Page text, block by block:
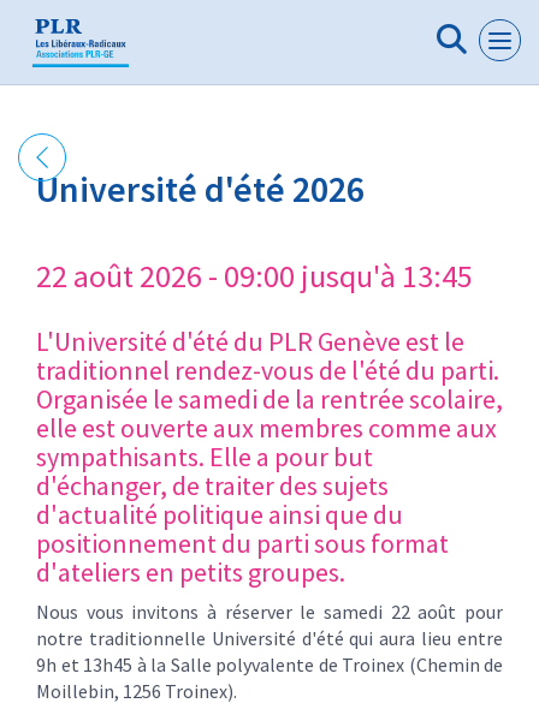
Université d'été 2026
22 août 2026 - 09:00 jusqu'à 13:45
L'Université d'été du PLR Genève est le
traditionnel rendez-vous de l'été du parti.
Organisée le samedi de la rentrée scolaire,
elle est ouverte aux membres comme aux
sympathisants. Elle a pour but
d'échanger, de traiter des sujets
d'actualité politique ainsi que du
positionnement du parti sous format
d'ateliers en petits groupes.
Nous vous invitons à réserver le samedi 22 août pour
notre traditionnelle Université d'été qui aura lieu entre
9h et 13h45 à la Salle polyvalente de Troinex (Chemin de
Moillebin, 1256 Troinex).
Panneau de gestion des cookies